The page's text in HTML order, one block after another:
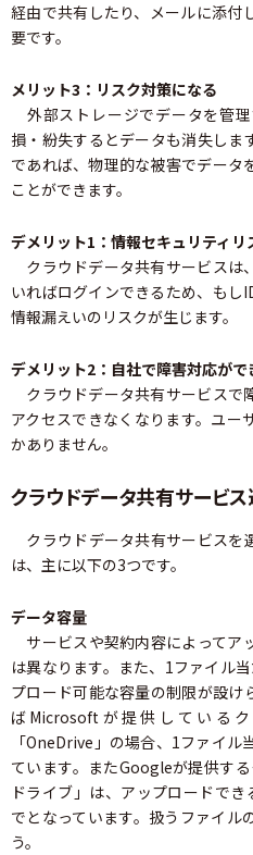
経由で共有したり、メールに添付
要です。
メリット3：リスク対策になる
外部ストレージでデータを管
損・紛失するとデータも消失しま
であれば、物理的な被害でデータ
ことができます。
デメリット1：情報セキュリティリ
クラウドデータ共有サービスは
いればログインできるため、もし
情報漏えいのリスクが生じます。
デメリット2：自社で障害対応がで
クラウドデータ共有サービスで
アクセスできなくなります。ユー
かありません。
クラウドデータ共有サービ
クラウドデータ共有サービスを
は、主に以下の3つです。
データ容量
サービスや契約内容によってア
は異なります。また、1ファイル
プロード可能な容量の制限が設け
ばMicrosoftが提供している
「OneDrive」の場合、1ファイ
ています。またGoogleが提供す
ドライブ」は、アップロードで
でとなっています。扱うファイル
う。